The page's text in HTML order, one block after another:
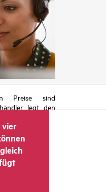
Preise sind
legt den
wie
Fachhändler
kann von
und dem
abweichen. Die
begrenzte
vier